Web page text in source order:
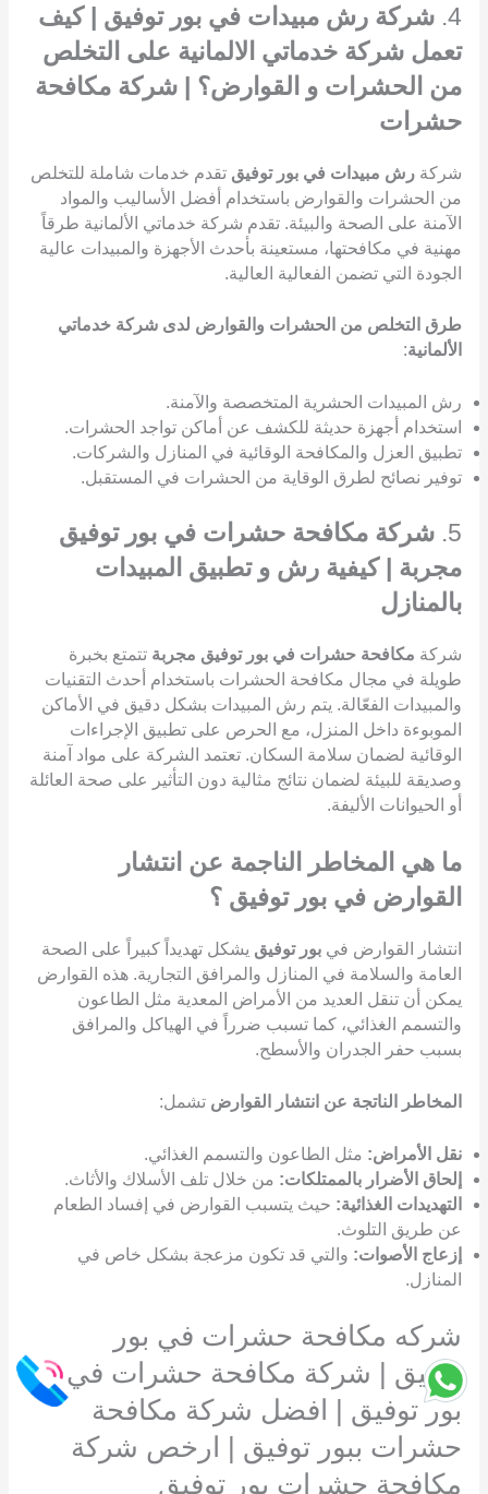
4. شركة رش مبيدات في بور توفيق | كيف
تعمل شركة خدماتي الالمانية على التخلص
من الحشرات و القوارض؟ | شركة مكافحة
حشرات
شركة رش مبيدات في بور توفيق تقدم خدمات شاملة للتخلص
من الحشرات والقوارض باستخدام أفضل الأساليب والمواد
الآمنة على الصحة والبيئة. تقدم شركة خدماتي الألمانية طرقاً
مهنية في مكافحتها، مستعينة بأحدث الأجهزة والمبيدات عالية
الجودة التي تضمن الفعالية العالية.
طرق التخلص من الحشرات والقوارض لدى شركة خدماتي
الألمانية:
رش المبيدات الحشرية المتخصصة والآمنة.
استخدام أجهزة حديثة للكشف عن أماكن تواجد الحشرات.
تطبيق العزل والمكافحة الوقائية في المنازل والشركات.
توفير نصائح لطرق الوقاية من الحشرات في المستقبل.
5. شركة مكافحة حشرات في بور توفيق
مجربة | كيفية رش و تطبيق المبيدات
بالمنازل
شركة مكافحة حشرات في بور توفيق مجربة تتمتع بخبرة
طويلة في مجال مكافحة الحشرات باستخدام أحدث التقنيات
والمبيدات الفعّالة. يتم رش المبيدات بشكل دقيق في الأماكن
الموبوءة داخل المنزل، مع الحرص على تطبيق الإجراءات
الوقائية لضمان سلامة السكان. تعتمد الشركة على مواد آمنة
وصديقة للبيئة لضمان نتائج مثالية دون التأثير على صحة العائلة
أو الحيوانات الأليفة.
ما هي المخاطر الناجمة عن انتشار
القوارض في بور توفيق ؟
انتشار القوارض في بور توفيق يشكل تهديداً كبيراً على الصحة
العامة والسلامة في المنازل والمرافق التجارية. هذه القوارض
يمكن أن تنقل العديد من الأمراض المعدية مثل الطاعون
والتسمم الغذائي، كما تسبب ضرراً في الهياكل والمرافق
بسبب حفر الجدران والأسطح.
المخاطر الناتجة عن انتشار القوارض تشمل:
نقل الأمراض: مثل الطاعون والتسمم الغذائي.
إلحاق الأضرار بالممتلكات: من خلال تلف الأسلاك والأثاث.
التهديدات الغذائية: حيث يتسبب القوارض في إفساد الطعام
عن طريق التلوث.
إزعاج الأصوات: والتي قد تكون مزعجة بشكل خاص في
المنازل.
شركه مكافحة حشرات في بور
توفيق | شركة مكافحة حشرات في
بور توفيق | افضل شركة مكافحة
حشرات ببور توفيق | ارخص شركة
مكافحة حشرات بور توفيق